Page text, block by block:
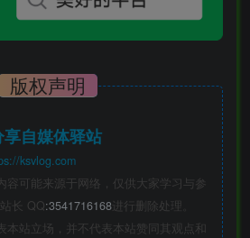
版权声明
自媒体驿站
ksvlog.com
容可能来源于网络，仅供大家学习与参
长 QQ:3541716168进行删除处理。
本站立场，并不代表本站赞同其观点和